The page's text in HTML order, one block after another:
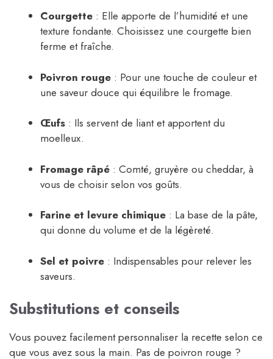
Courgette : Elle apporte de l’humidité et une
texture fondante. Choisissez une courgette bien
ferme et fraîche.
Poivron rouge : Pour une touche de couleur et
une saveur douce qui équilibre le fromage.
Œufs : Ils servent de liant et apportent du
moelleux.
Fromage râpé : Comté, gruyère ou cheddar, à
vous de choisir selon vos goûts.
Farine et levure chimique : La base de la pâte,
qui donne du volume et de la légèreté.
Sel et poivre : Indispensables pour relever les
saveurs.
Substitutions et conseils
Vous pouvez facilement personnaliser la recette selon ce
que vous avez sous la main. Pas de poivron rouge ?